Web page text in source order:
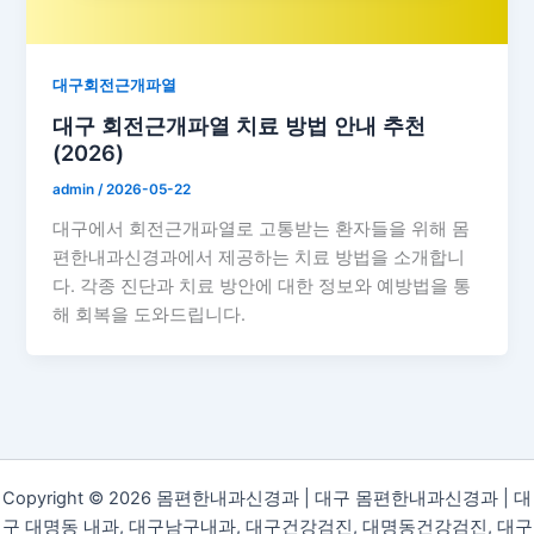
대구회전근개파열
대구 회전근개파열 치료 방법 안내 추천
(2026)
admin/2026-05-22
대구에서 회전근개파열로 고통받는 환자들을 위해 몸
편한내과신경과에서 제공하는 치료 방법을 소개합니
다. 각종 진단과 치료 방안에 대한 정보와 예방법을 통
해 회복을 도와드립니다.
Copyright © 2026 몸편한내과신경과 | 대구 몸편한내과신경과 | 대
구 대명동 내과, 대구남구내과, 대구건강검진, 대명동건강검진, 대구